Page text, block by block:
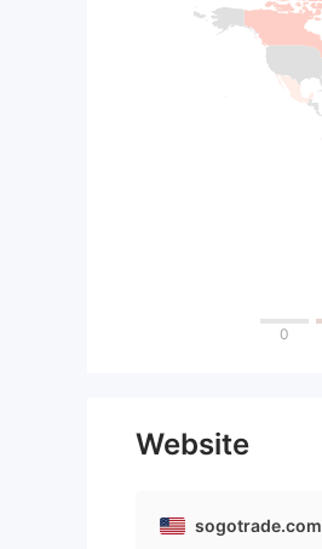
0
Website
sogotrade.com